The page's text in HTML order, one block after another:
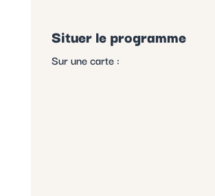
Situer le programme
Sur une carte :